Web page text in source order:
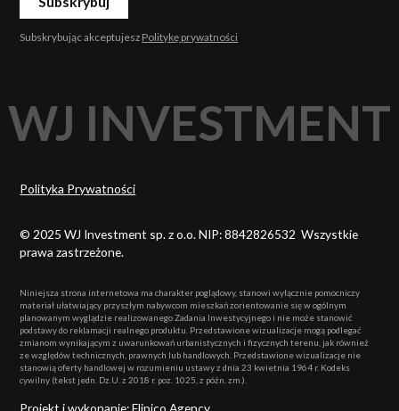
Subskrybując akceptujesz Politykę prywatności
WJ INVESTMENT
Polityka Prywatności
© 2025 WJ Investment sp. z o.o. NIP: 8842826532 Wszystkie
prawa zastrzeżone.
Niniejsza strona internetowa ma charakter poglądowy, stanowi wyłącznie pomocniczy
materiał ułatwiający przyszłym nabywcom mieszkań zorientowanie się w ogólnym
planowanym wyglądzie realizowanego Zadania Inwestycyjnego i nie może stanowić
podstawy do reklamacji realnego produktu. Przedstawione wizualizacje mogą podlegać
zmianom wynikającym z uwarunkowań urbanistycznych i fizycznych terenu, jak również
ze względów technicznych, prawnych lub handlowych. Przedstawione wizualizacje nie
stanowią oferty handlowej w rozumieniu ustawy z dnia 23 kwietnia 1964 r. Kodeks
cywilny (tekst jedn. Dz.U. z 2018 r. poz. 1025, z późn. zm.).
Projekt i wykonanie: Flipico Agency